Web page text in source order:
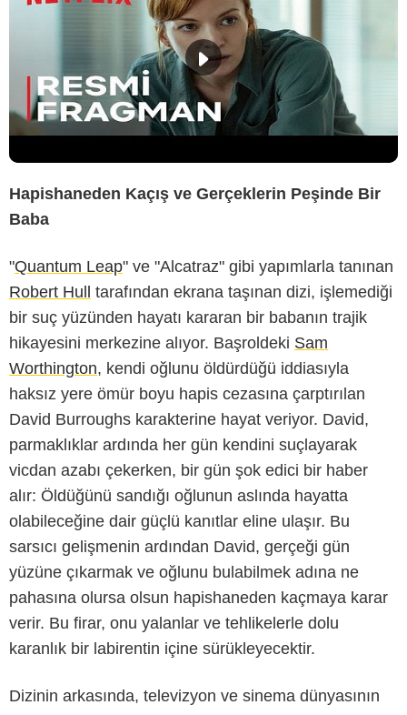
Hapishaneden Kaçış ve Gerçeklerin Peşinde Bir
Baba
"Quantum Leap" ve "Alcatraz" gibi yapımlarla tanınan
Robert Hull
tarafından ekrana taşınan dizi, işlemediği
bir suç yüzünden hayatı kararan bir babanın trajik
hikayesini merkezine alıyor. Başroldeki Sam
Worthington, kendi oğlunu öldürdüğü iddiasıyla
haksız yere ömür boyu hapis cezasına çarptırılan
David Burroughs karakterine hayat veriyor. David,
parmaklıklar ardında her gün kendini suçlayarak
vicdan azabı çekerken, bir gün şok edici bir haber
alır: Öldüğünü sandığı oğlunun aslında hayatta
olabileceğine dair güçlü kanıtlar eline ulaşır. Bu
sarsıcı gelişmenin ardından David, gerçeği gün
yüzüne çıkarmak ve oğlunu bulabilmek adına ne
pahasına olursa olsun hapishaneden kaçmaya karar
verir. Bu firar, onu yalanlar ve tehlikelerle dolu
karanlık bir labirentin içine sürükleyecektir.
Dizinin arkasında, televizyon ve sinema dünyasının